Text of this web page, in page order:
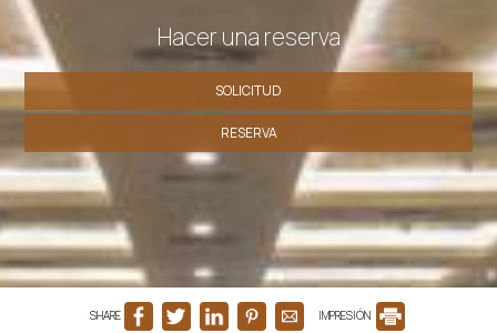
Hacer una reserva
SOLICITUD
RESERVA
SHARE IMPRESIÓN